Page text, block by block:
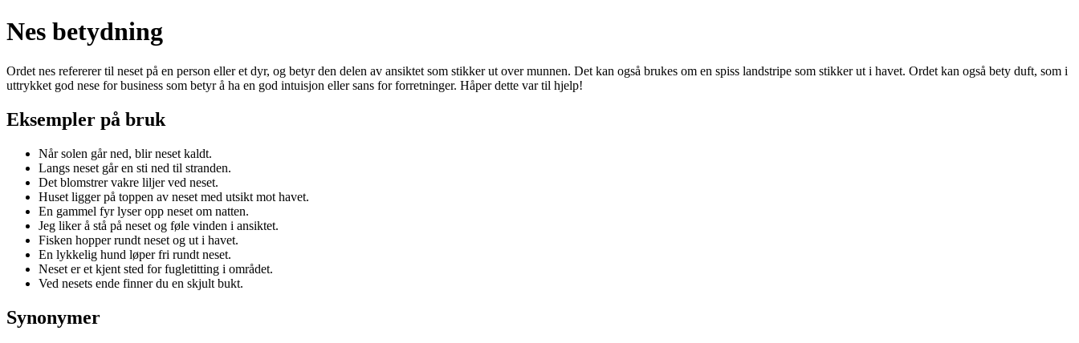
Nes betydning
Ordet nes refererer til neset på en person eller et dyr, og betyr den delen av ansiktet som stikker ut over munnen. Det kan også brukes om en spiss landstripe som stikker ut i havet. Ordet kan også bety duft, som i
uttrykket god nese for business som betyr å ha en god intuisjon eller sans for forretninger. Håper dette var til hjelp!
Eksempler på bruk
Når solen går ned, blir neset kaldt.
Langs neset går en sti ned til stranden.
Det blomstrer vakre liljer ved neset.
Huset ligger på toppen av neset med utsikt mot havet.
En gammel fyr lyser opp neset om natten.
Jeg liker å stå på neset og føle vinden i ansiktet.
Fisken hopper rundt neset og ut i havet.
En lykkelig hund løper fri rundt neset.
Neset er et kjent sted for fugletitting i området.
Ved nesets ende finner du en skjult bukt.
Synonymer